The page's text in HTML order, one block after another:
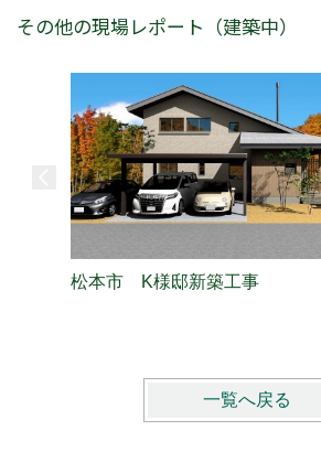
その他の現場レポート（建築中）
松本市 K様邸新築工事
一覧へ戻る